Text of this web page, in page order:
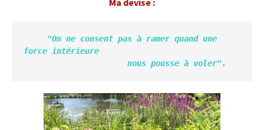
Ma devise :
force intérieure
                      nous pousse à voler".